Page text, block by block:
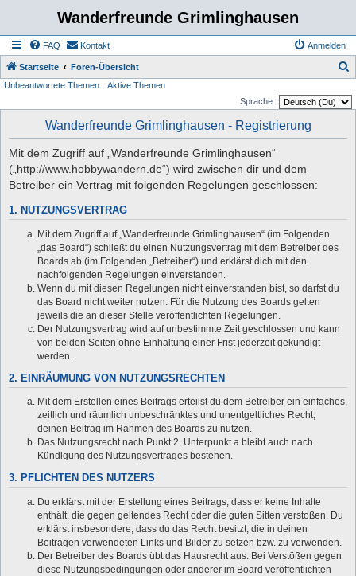
Wanderfreunde Grimlinghausen
FAQ Kontakt Anmelden
Startseite Foren-Übersicht
Unbeantwortete Themen
Aktive Themen
Sprache:
Wanderfreunde Grimlinghausen - Registrierung
Mit dem Zugriff auf „Wanderfreunde Grimlinghausen“
(„http://www.hobbywandern.de“) wird zwischen dir und dem
Betreiber ein Vertrag mit folgenden Regelungen geschlossen:
1. NUTZUNGSVERTRAG
Mit dem Zugriff auf „Wanderfreunde Grimlinghausen“ (im Folgenden
„das Board“) schließt du einen Nutzungsvertrag mit dem Betreiber des
Boards ab (im Folgenden „Betreiber“) und erklärst dich mit den
nachfolgenden Regelungen einverstanden.
Wenn du mit diesen Regelungen nicht einverstanden bist, so darfst du
das Board nicht weiter nutzen. Für die Nutzung des Boards gelten
jeweils die an dieser Stelle veröffentlichten Regelungen.
Der Nutzungsvertrag wird auf unbestimmte Zeit geschlossen und kann
von beiden Seiten ohne Einhaltung einer Frist jederzeit gekündigt
werden.
2. EINRÄUMUNG VON NUTZUNGSRECHTEN
Mit dem Erstellen eines Beitrags erteilst du dem Betreiber ein einfaches,
zeitlich und räumlich unbeschränktes und unentgeltliches Recht,
deinen Beitrag im Rahmen des Boards zu nutzen.
Das Nutzungsrecht nach Punkt 2, Unterpunkt a bleibt auch nach
Kündigung des Nutzungsvertrages bestehen.
3. PFLICHTEN DES NUTZERS
Du erklärst mit der Erstellung eines Beitrags, dass er keine Inhalte
enthält, die gegen geltendes Recht oder die guten Sitten verstoßen. Du
erklärst insbesondere, dass du das Recht besitzt, die in deinen
Beiträgen verwendeten Links und Bilder zu setzen bzw. zu verwenden.
Der Betreiber des Boards übt das Hausrecht aus. Bei Verstößen gegen
diese Nutzungsbedingungen oder anderer im Board veröffentlichten